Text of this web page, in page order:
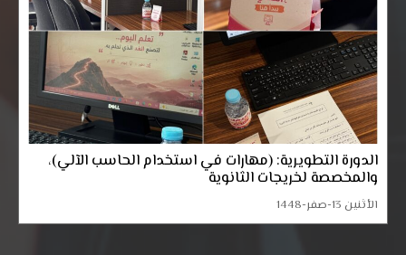
الدورة التطويرية: (مهارات في استخدام الحاسب الآلي)،
والمخصصة لخريجات الثانوية
الأثنين 13-صفر-1448